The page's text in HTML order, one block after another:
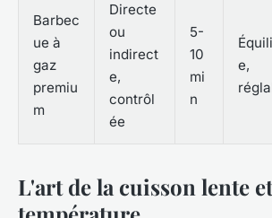
Barbec
ue à
gaz
premiu
m
Directe
ou
indirect
e,
contrôl
ée
5-
10
mi
n
e,
L'art de la cuisson lente